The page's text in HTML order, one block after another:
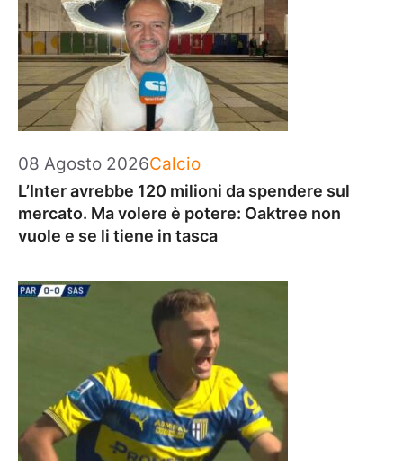
08 Agosto 2026Categorie
Calcio
L’Inter avrebbe 120 milioni da spendere sul
mercato. Ma volere è potere: Oaktree non
vuole e se li tiene in tasca